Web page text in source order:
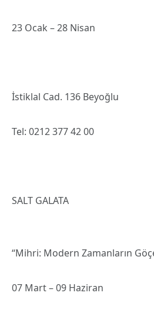
23 Ocak – 28 Nisan
İstiklal Cad. 136 Beyoğlu
Tel: 0212 377 42 00
SALT GALATA
“Mihri: Modern Zamanların
07 Mart – 09 Haziran